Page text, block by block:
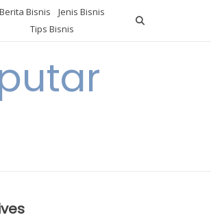
Berita Bisnis
Jenis Bisnis
Tips Bisnis